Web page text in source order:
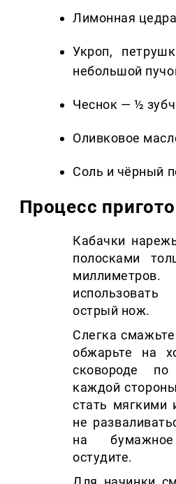
Лимонная
Укроп,
небольшой
Чеснок — ½
Оливковое
Соль и чёрный
Процесс
Кабачки
полосками
острый нож.
Слегка
обжарьте на
сковороде
каждой
стать мягкими
не
на
остудите.